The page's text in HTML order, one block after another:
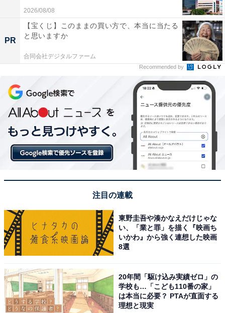
2026/08/08
PR
【宝くじ】このままの買い方で、本当に当たる
と思いますか
合同会社デジタルファーム
Recommended by
注目の連載
東野圭吾や湊かなえだけじゃな
い、「業と罪」を描く『映画ち
いかわ』から強く連想した映画
8選
20年間「駆け込み実績ゼロ」の
学校も…「こども110番の家」
は本当に必要？ PTAが直面する
理想と現実